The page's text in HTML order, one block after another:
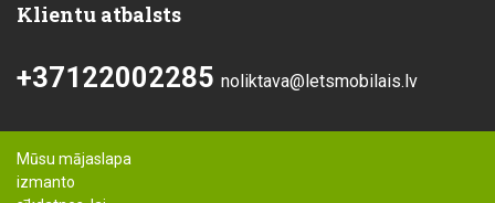
Klientu atbalsts
+37122002285 noliktava@letsmobilais.lv
Mūsu mājaslapa
izmanto